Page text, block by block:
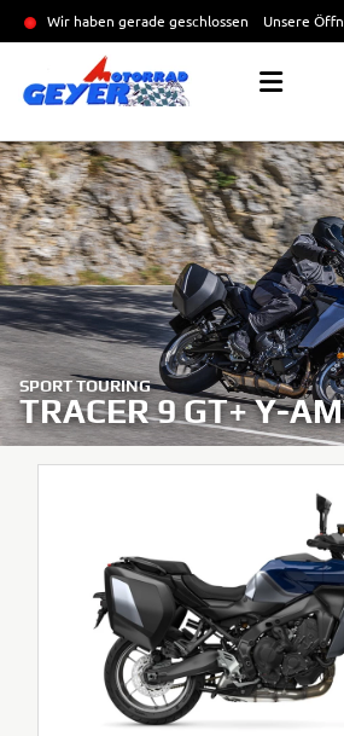
Wir haben gerade geschlossen Unsere
SPORT TOURING
TRACER 9 GT+ Y-